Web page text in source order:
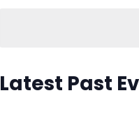
Latest Past